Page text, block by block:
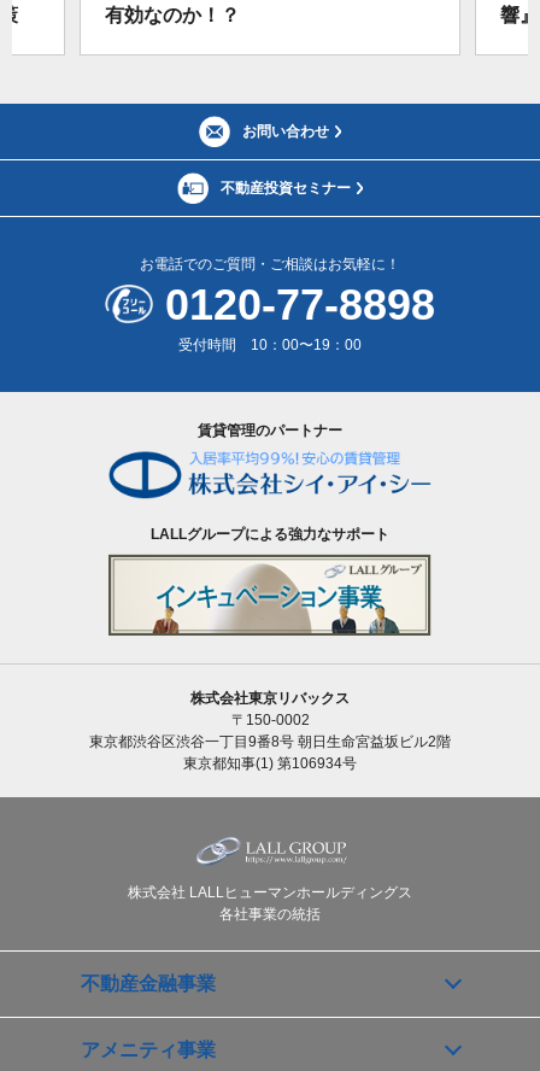
有効なのか！？
響』
お問い合わせ
不動産投資セミナー
お電話でのご質問・ご相談はお気軽に！
0120-77-8898
受付時間 10：00〜19：00
賃貸管理のパートナー
LALLグループによる強力なサポート
株式会社東京リバックス
〒150-0002
東京都渋谷区渋谷一丁目9番8号 朝日生命宮益坂ビル2階
東京都知事(1) 第106934号
株式会社 LALLヒューマンホールディングス
各社事業の統括
不動産金融事業
アメニティ事業